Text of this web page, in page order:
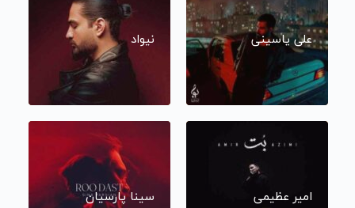
علی یاسینی نیواد
امیر عظیمی سینا پارسیان